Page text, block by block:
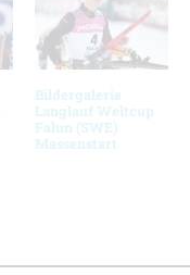
Bildergalerie
Langlauf Weltcup
Falun (SWE)
Massenstart